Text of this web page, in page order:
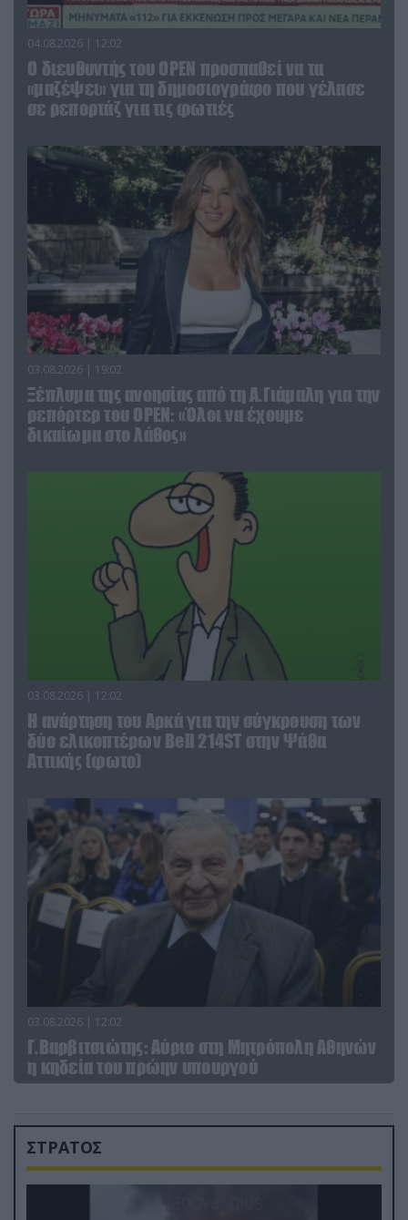
04.08.2026 | 12:02
O διευθυντής του OPEN προσπαθεί να τα
«μαζέψει» για τη δημοσιογράφο που γέλασε
σε ρεπορτάζ για τις φωτιές
03.08.2026 | 19:02
Ξέπλυμα της ανοησίας από τη Α.Γιάμαλη για την
ρεπόρτερ του ΟΡΕΝ: «Όλοι να έχουμε
δικαίωμα στο λάθος»
03.08.2026 | 12:02
Η ανάρτηση του Αρκά για την σύγκρουση των
δύο ελικοπτέρων Bell 214ST στην Ψάθα
Αττικής (φωτο)
03.08.2026 | 12:02
Γ.Βαρβιτσιώτης: Aύριο στη Μητρόπολη Αθηνών
η κηδεία του πρώην υπουργού
ΣΤΡΑΤΟΣ